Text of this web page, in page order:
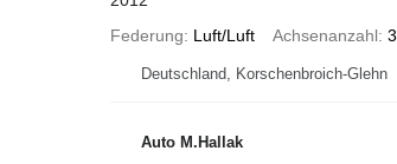
Federung
Luft/Luft Achsenanzahl 3
Deutschland, Korschenbroich-Glehn
Auto M.Hallak